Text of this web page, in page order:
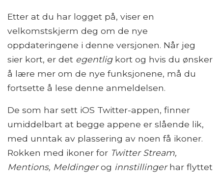
Etter at du har logget på, viser en
velkomstskjerm deg om de nye
oppdateringene i denne versjonen. Når jeg
sier kort, er det egentlig kort og hvis du ønsker
å lære mer om de nye funksjonene, må du
fortsette å lese denne anmeldelsen.
De som har sett iOS Twitter-appen, finner
umiddelbart at begge appene er slående lik,
med unntak av plassering av noen få ikoner.
Rokken med ikoner for Twitter Stream,
Mentions, Meldingerog innstillingerhar flyttet